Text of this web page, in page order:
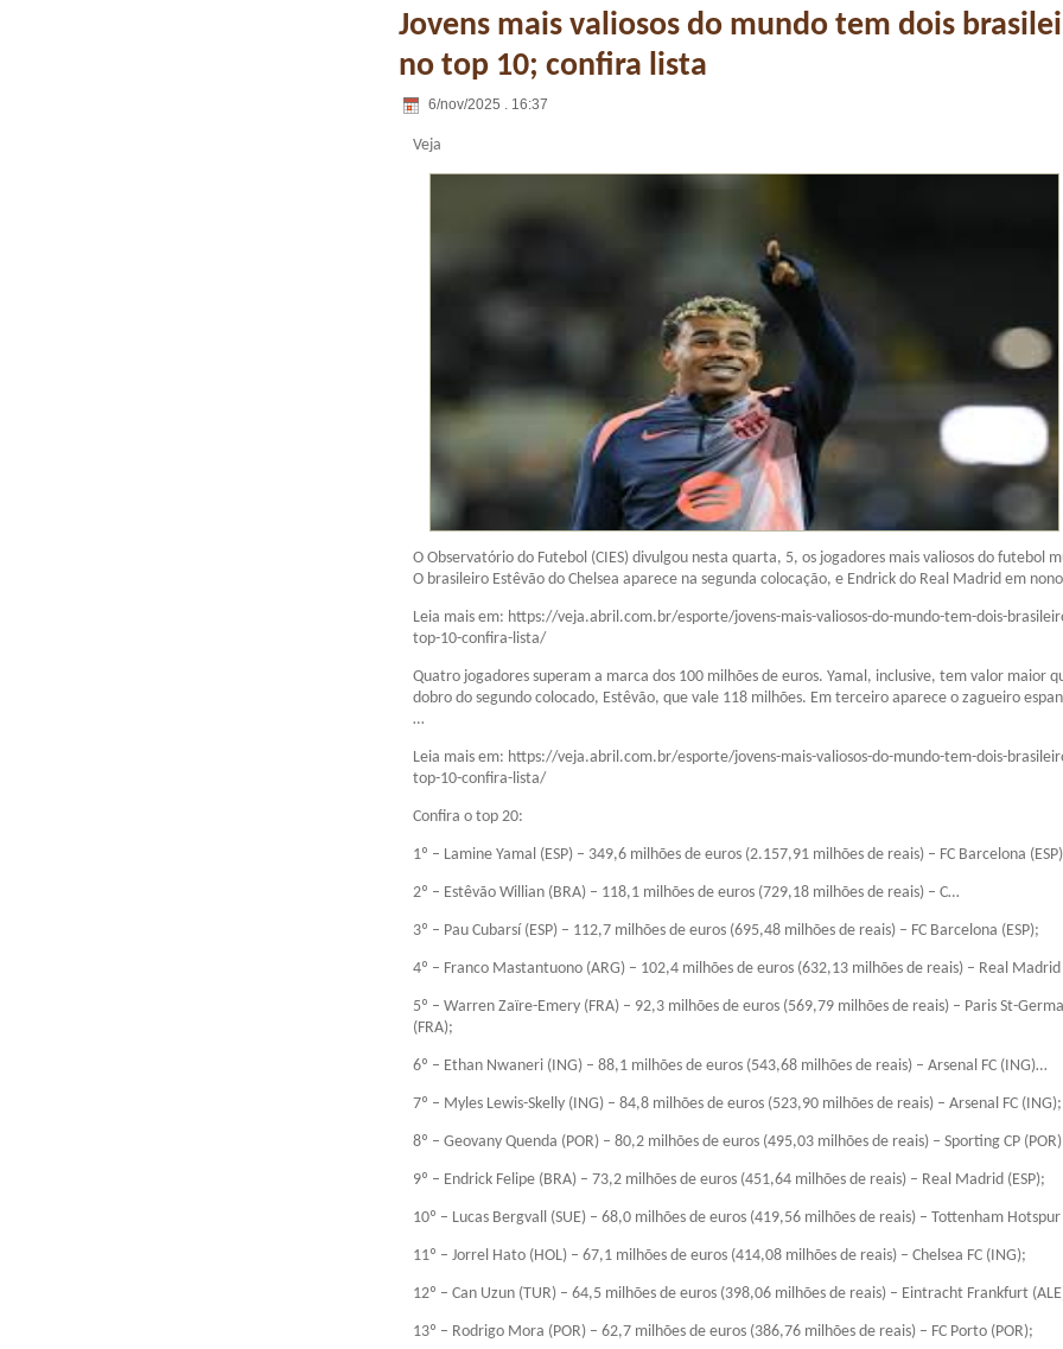
Jovens mais valiosos do mundo tem dois
no top 10; confira lista
6/nov/2025 . 16:37
Veja
O Observatório do Futebol (CIES) divulgou nesta quarta, 5, os jogadores mais valiosos do futebol
O brasileiro Estêvão do Chelsea aparece na segunda colocação, e Endrick do Real Madrid em
Leia mais em: https://veja.abril.com.br/esporte/jovens-mais-valiosos-do-mundo-tem-dois-
top-10-confira-lista/
Quatro jogadores superam a marca dos 100 milhões de euros. Yamal, inclusive, tem valor maior
dobro do segundo colocado, Estêvão, que vale 118 milhões. Em terceiro aparece o zagueiro
…
Leia mais em: https://veja.abril.com.br/esporte/jovens-mais-valiosos-do-mundo-tem-dois-
top-10-confira-lista/
Confira o top 20:
1º – Lamine Yamal (ESP) – 349,6 milhões de euros (2.157,91 milhões de reais) – FC Barcelona
2º – Estêvão Willian (BRA) – 118,1 milhões de euros (729,18 milhões de reais) – C…
3º – Pau Cubarsí (ESP) – 112,7 milhões de euros (695,48 milhões de reais) – FC Barcelona (ESP);
4º – Franco Mastantuono (ARG) – 102,4 milhões de euros (632,13 milhões de reais) – Real Madrid
5º – Warren Zaïre-Emery (FRA) – 92,3 milhões de euros (569,79 milhões de reais) – Paris St-
(FRA);
6º – Ethan Nwaneri (ING) – 88,1 milhões de euros (543,68 milhões de reais) – Arsenal FC (ING)…
7º – Myles Lewis-Skelly (ING) – 84,8 milhões de euros (523,90 milhões de reais) – Arsenal FC (ING);
8º – Geovany Quenda (POR) – 80,2 milhões de euros (495,03 milhões de reais) – Sporting CP
9º – Endrick Felipe (BRA) – 73,2 milhões de euros (451,64 milhões de reais) – Real Madrid (ESP);
10º – Lucas Bergvall (SUE) – 68,0 milhões de euros (419,56 milhões de reais) – Tottenham
11º – Jorrel Hato (HOL) – 67,1 milhões de euros (414,08 milhões de reais) – Chelsea FC (ING);
12º – Can Uzun (TUR) – 64,5 milhões de euros (398,06 milhões de reais) – Eintracht Frankfurt
13º – Rodrigo Mora (POR) – 62,7 milhões de euros (386,76 milhões de reais) – FC Porto (POR);